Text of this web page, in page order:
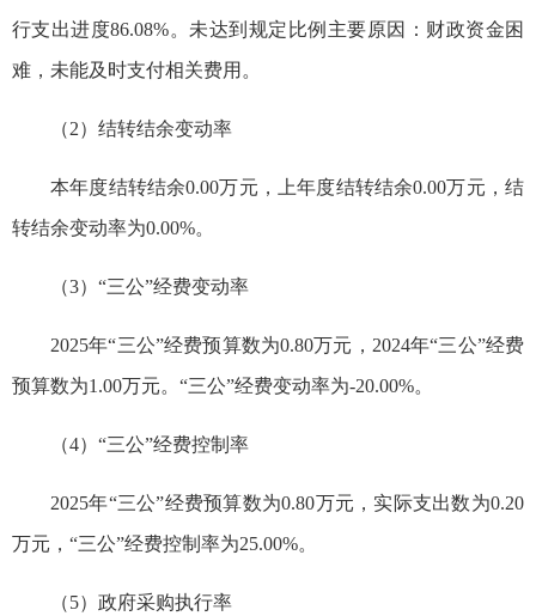
行支出进度86.08%。未达到规定比例主要原因：财政资金困
难，未能及时支付相关费用。
（2）结转结余变动率
本年度结转结余0.00万元，上年度结转结余0.00万元，结
转结余变动率为0.00%。
（3）“三公”经费变动率
2025年“三公”经费预算数为0.80万元，2024年“三公”经费
预算数为1.00万元。“三公”经费变动率为-20.00%。
（4）“三公”经费控制率
2025年“三公”经费预算数为0.80万元，实际支出数为0.20
万元，“三公”经费控制率为25.00%。
（5）政府采购执行率